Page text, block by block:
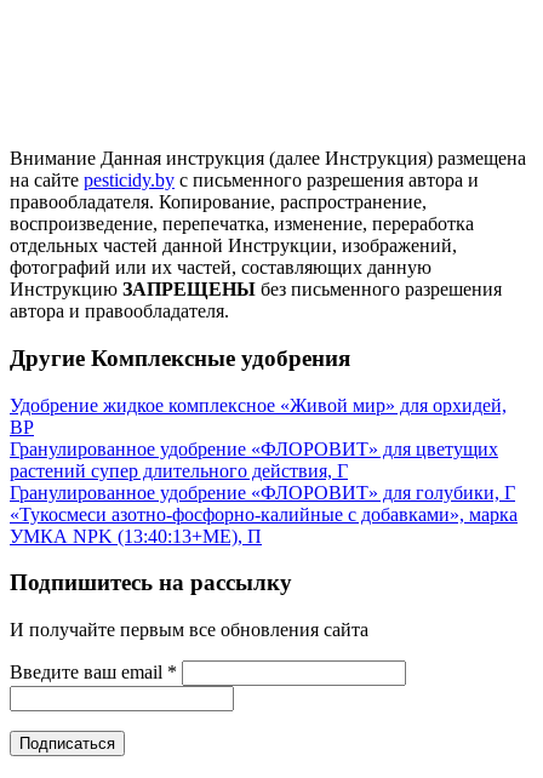
Внимание Данная инструкция (далее Инструкция) размещена
на сайте pesticidy.by с письменного разрешения автора и
правообладателя. Копирование, распространение,
воспроизведение, перепечатка, изменение, переработка
отдельных частей данной Инструкции, изображений,
фотографий или их частей, составляющих данную
Инструкцию ЗАПРЕЩЕНЫ без письменного разрешения
автора и правообладателя.
Другие Комплексные удобрения
Удобрение жидкое комплексное «Живой мир» для орхидей,
ВР
Гранулированное удобрение «ФЛОРОВИТ» для цветущих
растений супер длительного действия, Г
Гранулированное удобрение «ФЛОРОВИТ» для голубики, Г
«Тукосмеси азотно-фосфорно-калийные с добавками», марка
УМКА NPK (13:40:13+МЕ), П
Подпишитесь на рассылку
И получайте первым все обновления сайта
Введите ваш email *